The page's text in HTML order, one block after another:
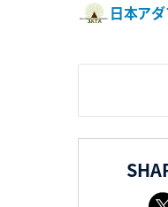
日本ア